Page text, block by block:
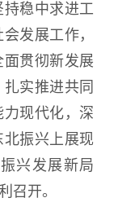
稳中求进工
发展工作，
贯彻新发展
实推进共同
现代化，深
振兴上展现
兴发展新局
召开。